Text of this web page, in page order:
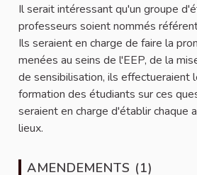
Il serait intéressant qu'un groupe
professeurs soient nommés
Ils seraient en charge de faire la
menées au seins de l'EEP, de la
de sensibilisation, ils effectueraient
formation des étudiants sur ces
seraient en charge d'établir chaque
lieux.
AMENDEMENTS (1)